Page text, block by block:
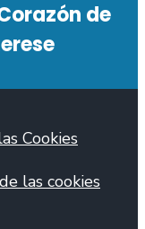
de
Cookies
las cookies